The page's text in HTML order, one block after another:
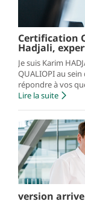
Certification
Hadjali,
Je suis Karim
QUALIOPI au
répondre à vos
Lire la suite
version